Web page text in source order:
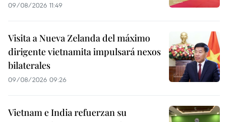
09/08/2026 11:49
Visita a Nueva Zelanda del máximo
dirigente vietnamita impulsará nexos
bilaterales
09/08/2026 09:26
Vietnam e India refuerzan su